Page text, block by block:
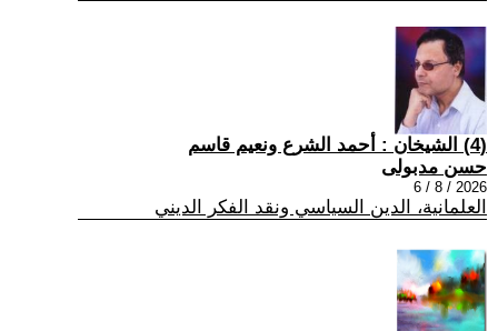
(4) الشيخان : أحمد الشرع ونعيم قاسم
حسن مدبولى
2026 / 8 / 6
العلمانية، الدين السياسي ونقد الفكر الديني